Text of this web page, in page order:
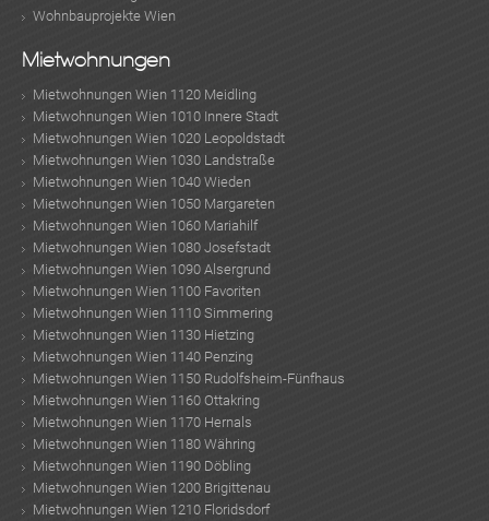
Wohnbauprojekte Wien
Mietwohnungen
Mietwohnungen Wien 1120 Meidling
Mietwohnungen Wien 1010 Innere Stadt
Mietwohnungen Wien 1020 Leopoldstadt
Mietwohnungen Wien 1030 Landstraße
Mietwohnungen Wien 1040 Wieden
Mietwohnungen Wien 1050 Margareten
Mietwohnungen Wien 1060 Mariahilf
Mietwohnungen Wien 1080 Josefstadt
Mietwohnungen Wien 1090 Alsergrund
Mietwohnungen Wien 1100 Favoriten
Mietwohnungen Wien 1110 Simmering
Mietwohnungen Wien 1130 Hietzing
Mietwohnungen Wien 1140 Penzing
Mietwohnungen Wien 1150 Rudolfsheim-Fünfhaus
Mietwohnungen Wien 1160 Ottakring
Mietwohnungen Wien 1170 Hernals
Mietwohnungen Wien 1180 Währing
Mietwohnungen Wien 1190 Döbling
Mietwohnungen Wien 1200 Brigittenau
Mietwohnungen Wien 1210 Floridsdorf